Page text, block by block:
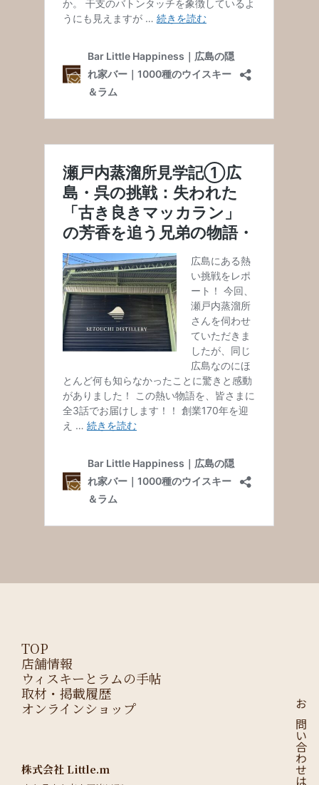
TOP
店舗情報
ウィスキーとラムの手帖
取材・掲載履歴
オンラインショップ
株式会社 Little.m